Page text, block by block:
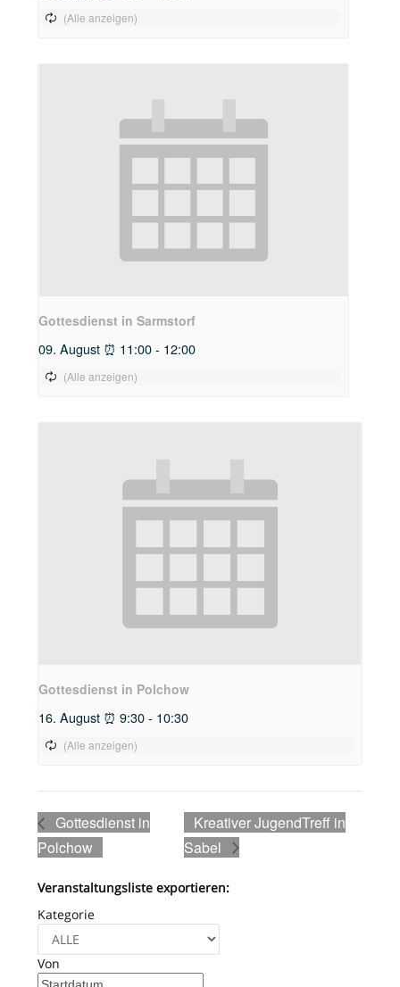
Gottesdienst in Sarmstorf
09. August ⏰ 11:00 - 12:00
Gottesdienst in Polchow
16. August ⏰ 9:30 - 10:30
Gottesdienst in
Polchow
Kreativer JugendTreff in
Sabel
Veranstaltungsliste exportieren:
Kategorie
Von